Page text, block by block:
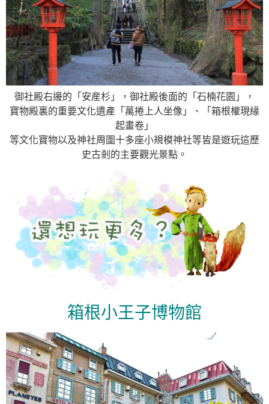
御社殿右邊的「安産杉」，御社殿後面的「石楠花園」，
寶物殿裏的重要文化遺產「萬捲上人坐像」、「箱根權現緣
起畫卷」
等文化寶物以及神社周圍十多座小規模神社等皆是遊玩這歷
史古剎的主要觀光景點。
箱根小王子博物館